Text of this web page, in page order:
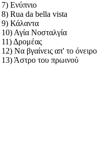
7) Ενύπνιο
8) Rua da bella vista
9) Κάλαντα
10) Αγία Νοσταλγία
11) Δρομέας
12) Να βγαίνεις απ' το όνειρο
13) Άστρο του πρωινού